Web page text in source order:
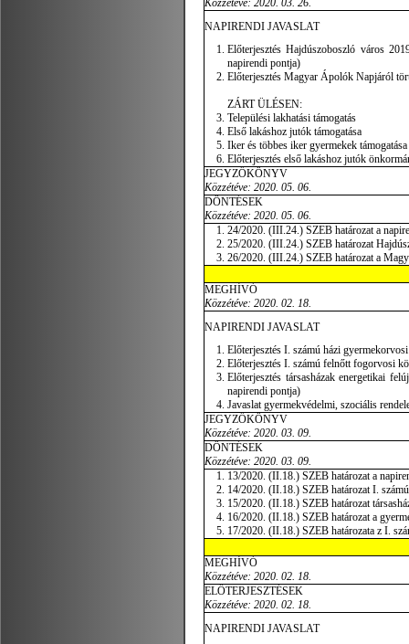
Közzétéve: 2020. 03. 26.
NAPIRENDI JAVASLAT
Előterjesztés Hajdúszoboszló város
napirendi pontja)
Előterjesztés Magyar Ápolók Napjáról
ZÁRT ÜLÉSEN:
Települési lakhatási támogatás
Első lakáshoz jutók támogatása
Iker és többes iker gyermekek támogatása
Előterjesztés első lakáshoz jutók
JEGYZŐKÖNYV
Közzétéve: 2020. 05. 06.
DÖNTÉSEK
Közzétéve: 2020. 05. 06.
24/2020. (III.24.) SZEB határozat a
25/2020. (III.24.) SZEB határozat
26/2020. (III.24.) SZEB határozat a
MEGHÍVÓ
Közzétéve: 2020. 02. 18.
NAPIRENDI JAVASLAT
Előterjesztés I. számú házi
Előterjesztés I. számú felnőtt fogorvosi
Előterjesztés társasházak energetikai
napirendi pontja)
Javaslat gyermekvédelmi, szociális
JEGYZŐKÖNYV
Közzétéve: 2020. 03. 09.
DÖNTÉSEK
Közzétéve: 2020. 03. 09.
13/2020. (II.18.) SZEB határozat a
14/2020. (II.18.) SZEB határozat I.
15/2020. (II.18.) SZEB határozat
16/2020. (II.18.) SZEB határozat a
17/2020. (II.18.) SZEB határozata z I.
MEGHÍVÓ
Közzétéve: 2020. 02. 18.
ELŐTERJESZTÉSEK
Közzétéve: 2020. 02. 18.
NAPIRENDI JAVASLAT